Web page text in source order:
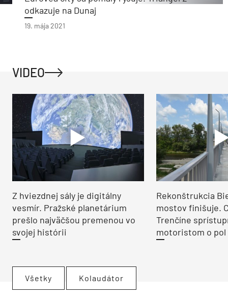
odkazuje na Dunaj
19. mája 2021
VIDEO
Z hviezdnej sály je digitálny
vesmír. Pražské planetárium
prešlo najväčšou premenou vo
svojej histórii
Rekonštrukcia
mostov finišuje.
Trenčíne
motoristom o pol
Všetky Kolaudátor